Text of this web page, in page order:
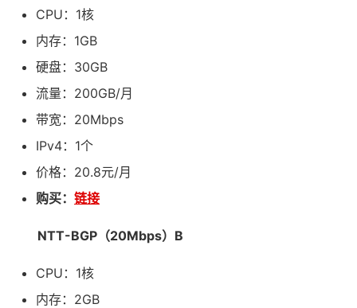
CPU：1核
内存：1GB
硬盘：30GB
流量：200GB/月
带宽：20Mbps
IPv4：1个
价格：20.8元/月
购买： 链接
NTT-BGP（20Mbps）B
CPU：1核
内存：2GB